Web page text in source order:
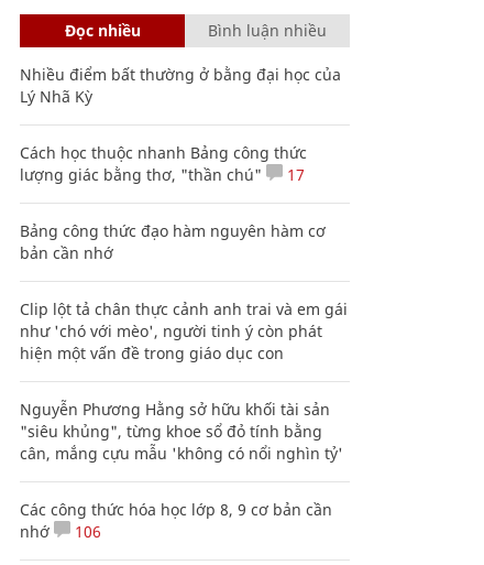
Đọc nhiều Bình luận nhiều
Nhiều điểm bất thường ở bằng đại học của
Lý Nhã Kỳ
Cách học thuộc nhanh Bảng công thức
lượng giác bằng thơ, "thần chú"
17
Bảng công thức đạo hàm nguyên hàm cơ
bản cần nhớ
Clip lột tả chân thực cảnh anh trai và em gái
như 'chó với mèo', người tinh ý còn phát
hiện một vấn đề trong giáo dục con
Nguyễn Phương Hằng sở hữu khối tài sản
"siêu khủng", từng khoe sổ đỏ tính bằng
cân, mắng cựu mẫu 'không có nổi nghìn tỷ'
Các công thức hóa học lớp 8, 9 cơ bản cần
nhớ
106